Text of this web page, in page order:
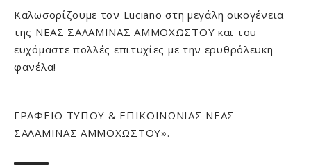
Καλωσορίζουμε τον Luciano στη μεγάλη οικογένεια
της ΝΕΑΣ ΣΑΛΑΜΙΝΑΣ ΑΜΜΟΧΩΣΤΟΥ και του
ευχόμαστε πολλές επιτυχίες με την ερυθρόλευκη
φανέλα!
ΓΡΑΦΕΙΟ ΤΥΠΟΥ & ΕΠΙΚΟΙΝΩΝΙΑΣ ΝΕΑΣ
ΣΑΛΑΜΙΝΑΣ ΑΜΜΟΧΩΣΤΟΥ».